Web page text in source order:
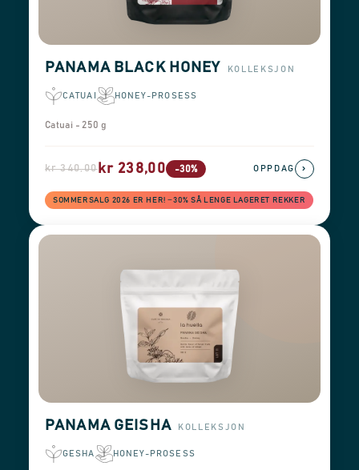
PANAMA BLACK HONEY KOLLEKSJON
CATUAI HONEY-PROSESS
Catuai - 250 g
kr 340,00kr 238,00 -30%
SOMMERSALG 2026 ER HER! −30% SÅ LENGE LAGERET REKKER
OPPDAG ›
PANAMA GEISHA KOLLEKSJON
GESHA HONEY-PROSESS